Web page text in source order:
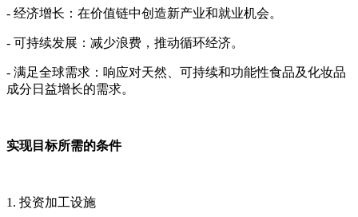
- 经济增长：在价值链中创造新产业和就业机会。
- 可持续发展：减少浪费，推动循环经济。
- 满足全球需求：响应对天然、可持续和功能性食品及化妆品
成分日益增长的需求。
实现目标所需的条件
1. 投资加工设施